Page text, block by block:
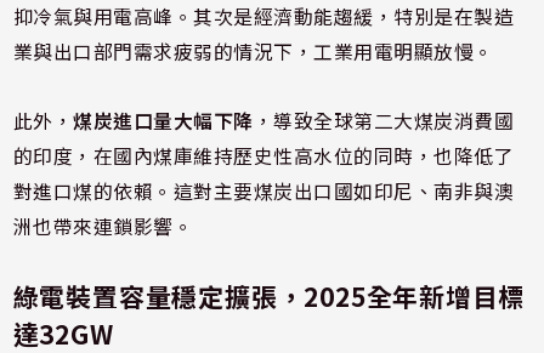
抑冷氣與用電高峰。其次是經濟動能趨緩，特別是在製造
業與出口部門需求疲弱的情況下，工業用電明顯放慢。
此外，煤炭進口量大幅下降 ，導致全球第二大煤炭消費國
的印度，在國內煤庫維持歷史性高水位的同時，也降低了
對進口煤的依賴。這對主要煤炭出口國如印尼、南非與澳
洲也帶來連鎖影響。
綠電裝置容量穩定擴張，2025全年新增目標
達32GW